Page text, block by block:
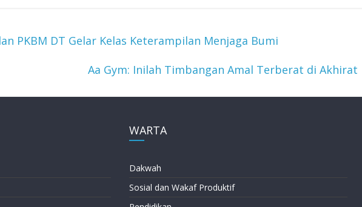
PKBM DT Gelar Kelas Keterampilan Menjaga Bumi
Aa Gym: Inilah Timbangan Amal Terberat di Akhirat
WARTA
Dakwah
Sosial dan Wakaf Produktif